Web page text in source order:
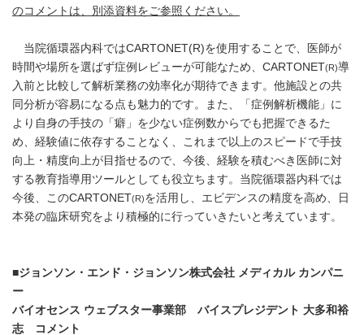
のコメントは、別添資料をご参照ください。
当院循環器内科ではCARTONET(R)を使用することで、医師が
時間や場所を選ばず症例レビューが可能なため、CARTONET(R)導
入前と比較して解析業務の効率化が期待できます。他施設との共
同分析が容易になる点も魅力的です。また、「症例解析機能」に
より自身の手技の「癖」を少ない症例数からでも把握できるた
め、経験値に依存することなく、これまで以上のスピードで手技
向上・精度向上が目指せるので、今後、経験を積むべき医師に対
する教育指導用ツールとしても役立ちます。当院循環器内科では
今後、このCARTONET(R)を活用し、エビデンスの精度を高め、日
本発の臨床研究をより積極的に行っていきたいと考えています。
■ジョンソン・エンド・ジョンソン株式会社 メディカル カンパニ
ー
バイオセンス ウェブスター事業部 バイスプレジデント 大多和裕
志 コメント